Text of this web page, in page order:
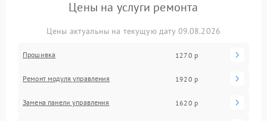
Цены на услуги ремонта
Цены актуальны на текущую дату 09.08.2026
Прошивка 1270 р
Ремонт модуля управления 1920 р
Замена панели управления 1620 р